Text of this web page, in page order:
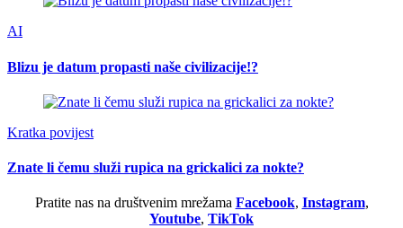
AI
Blizu je datum propasti naše civilizacije!?
Kratka povijest
Znate li čemu služi rupica na grickalici za nokte?
Pratite nas na društvenim mrežama Facebook, Instagram,
Youtube, TikTok